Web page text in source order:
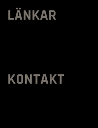
LÄNKAR
KONTAKT